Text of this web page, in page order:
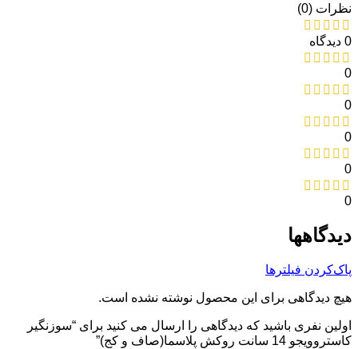
نظرات (0)
0 دیدگاه
0
0
0
0
0
دیدگاهها
پاک‌کردن فیلترها
هیچ دیدگاهی برای این محصول نوشته نشده است.
اولین نفری باشید که دیدگاهی را ارسال می کنید برای “سوزنگیر
کاستروویجو 14 سانت روکش پلاسما(صاف و کج)”